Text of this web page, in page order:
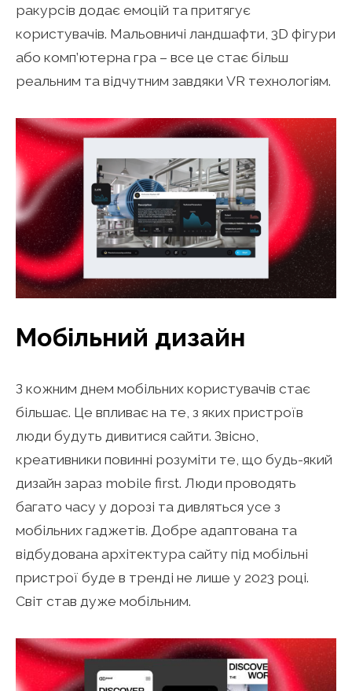
ракурсів додає емоцій та притягує
користувачів. Мальовничі ландшафти, 3D фігури
або комп’ютерна гра – все це стає більш
реальним та відчутним завдяки VR технологіям.
Мобільний дизайн
З кожним днем мобільних користувачів стає
більшає. Це впливає на те, з яких пристроїв
люди будуть дивитися сайти. Звісно,
креативники повинні розуміти те, що будь-який
дизайн зараз mobile first. Люди проводять
багато часу у дорозі та дивляться усе з
мобільних гаджетів. Добре адаптована та
відбудована архітектура сайту під мобільні
пристрої буде в тренді не лише у 2023 році.
Світ став дуже мобільним.